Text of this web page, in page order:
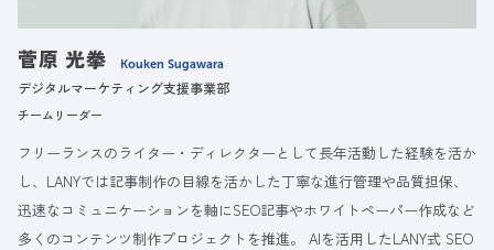
菅原 光拳 Kouken Sugawara
デジタルマーケティング支援事業部
チームリーダー
フリーランスのライター・ディレクターとして長年活動した経験を活か
し、LANYでは記事制作の目線を活かした丁寧な進行管理や品質担保、
迅速なコミュニケーションを軸にSEO記事やホワイトペーパー作成など
多くのコンテンツ制作プロジェクトを推進。 AIを活用したLANY式 SEO